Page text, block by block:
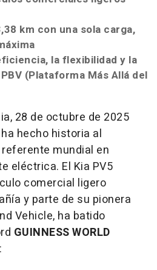
km con una sola carga,
la flexibilidad y la
(Plataforma Más Allá del
, 28 de octubre de 2025
hecho historia al
mundial en
eléctrica. El Kia PV5
comercial ligero
y parte de su pionera
Vehicle, ha batido
GUINNESS WORLD